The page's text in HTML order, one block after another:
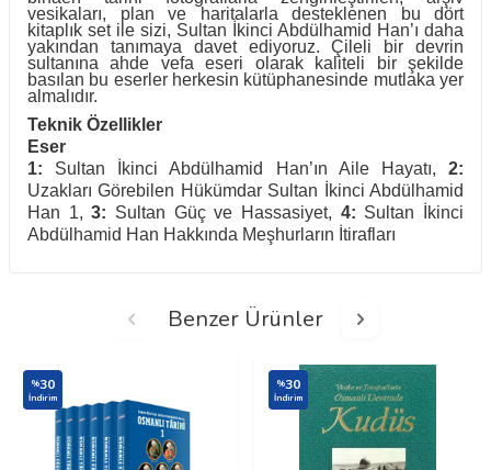
vesikaları, plan ve haritalarla desteklenen bu dört
kitaplık set ile sizi, Sultan İkinci Abdülhamid Han’ı daha
yakından tanımaya davet ediyoruz. Çileli bir devrin
sultanına ahde vefa eseri olarak kaliteli bir şekilde
basılan bu eserler herkesin kütüphanesinde mutlaka yer
almalıdır.
Teknik Özellikler
Eser
1: Sultan İkinci Abdülhamid Han’ın Aile Hayatı,2:
Uzakları Görebilen Hükümdar Sultan İkinci Abdülhamid
Han 1,3: Sultan Güç ve Hassasiyet, 4: Sultan İkinci
Abdülhamid Han Hakkında Meşhurların İtirafları
Benzer Ürünler
%30
İndirim
%30
İndirim